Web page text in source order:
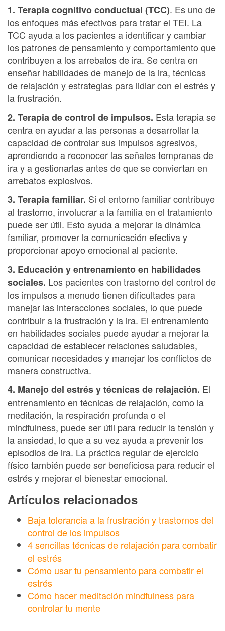
1. Terapia cognitivo conductual (TCC). Es uno de
los enfoques más efectivos para tratar el TEI. La
TCC ayuda a los pacientes a identificar y cambiar
los patrones de pensamiento y comportamiento que
contribuyen a los arrebatos de ira. Se centra en
enseñar habilidades de manejo de la ira, técnicas
de relajación y estrategias para lidiar con el estrés y
la frustración.
2. Terapia de control de impulsos. Esta terapia se
centra en ayudar a las personas a desarrollar la
capacidad de controlar sus impulsos agresivos,
aprendiendo a reconocer las señales tempranas de
ira y a gestionarlas antes de que se conviertan en
arrebatos explosivos.
3. Terapia familiar. Si el entorno familiar contribuye
al trastorno, involucrar a la familia en el tratamiento
puede ser útil. Esto ayuda a mejorar la dinámica
familiar, promover la comunicación efectiva y
proporcionar apoyo emocional al paciente.
3. Educación y entrenamiento en habilidades
sociales. Los pacientes con trastorno del control de
los impulsos a menudo tienen dificultades para
manejar las interacciones sociales, lo que puede
contribuir a la frustración y la ira. El entrenamiento
en habilidades sociales puede ayudar a mejorar la
capacidad de establecer relaciones saludables,
comunicar necesidades y manejar los conflictos de
manera constructiva.
4. Manejo del estrés y técnicas de relajación. El
entrenamiento en técnicas de relajación, como la
meditación, la respiración profunda o el
mindfulness, puede ser útil para reducir la tensión y
la ansiedad, lo que a su vez ayuda a prevenir los
episodios de ira. La práctica regular de ejercicio
físico también puede ser beneficiosa para reducir el
estrés y mejorar el bienestar emocional.
Artículos relacionados
Baja tolerancia a la frustración y trastornos del
control de los impulsos
4 sencillas técnicas de relajación para combatir
el estrés
Cómo usar tu pensamiento para combatir el
estrés
Cómo hacer meditación mindfulness para
controlar tu mente